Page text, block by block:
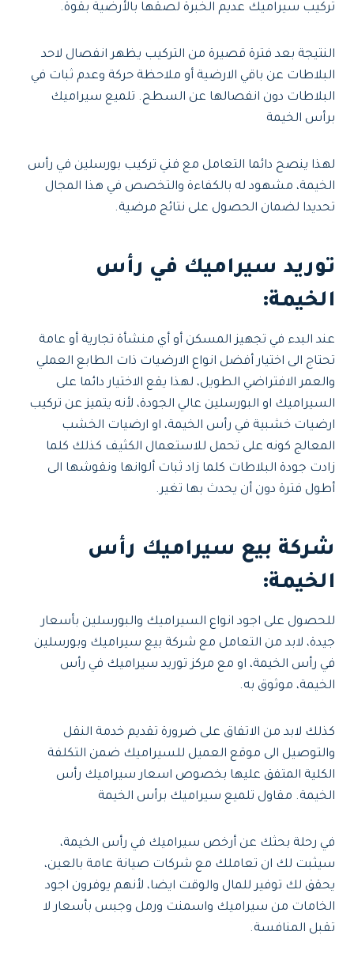
تركيب سيراميك عديم الخبرة لصقها بالأرضية بقوة.
النتيجة بعد فترة قصيرة من التركيب يظهر انفصال لاحد
البلاطات عن باقي الارضية أو ملاحظة حركة وعدم ثبات في
البلاطات دون انفصالها عن السطح. تلميع سيراميك
برأس الخيمة
لهذا ينصح دائما التعامل مع فني تركيب بورسلين في رأس
الخيمة، مشهود له بالكفاءة والتخصص في هذا المجال
تحديدا لضمان الحصول على نتائج مرضية.
توريد سيراميك في رأس
الخيمة:
عند البدء في تجهيز المسكن أو أي منشأة تجارية أو عامة
تحتاج الى اختيار أفضل انواع الارضيات ذات الطابع العملي
والعمر الافتراضي الطويل، لهذا يقع الاختيار دائما على
السيراميك او البورسلين عالي الجودة، لأنه يتميز عن تركيب
ارضيات خشبية في رأس الخيمة، او ارضيات الخشب
المعالج كونه على تحمل للاستعمال الكثيف كذلك كلما
زادت جودة البلاطات كلما زاد ثبات ألوانها ونقوشها الى
أطول فترة دون أن يحدث بها تغير.
شركة بيع سيراميك رأس
الخيمة:
للحصول على اجود انواع السيراميك والبورسلين بأسعار
جيدة، لابد من التعامل مع شركة بيع سيراميك وبورسلين
في رأس الخيمة، او مع مركز توريد سيراميك في رأس
الخيمة، موثوق به.
كذلك لابد من الاتفاق على ضرورة تقديم خدمة النقل
والتوصيل الى موقع العميل للسيراميك ضمن التكلفة
الكلية المتفق عليها بخصوص اسعار سيراميك رأس
الخيمة. مقاول تلميع سيراميك برأس الخيمة
في رحلة بحثك عن أرخص سيراميك في رأس الخيمة،
سيثبت لك ان تعاملك مع شركات صيانة عامة بالعين،
يحقق لك توفير للمال والوقت ايضا، لأنهم يوفرون اجود
الخامات من سيراميك واسمنت ورمل وجبس بأسعار لا
تقبل المنافسة.